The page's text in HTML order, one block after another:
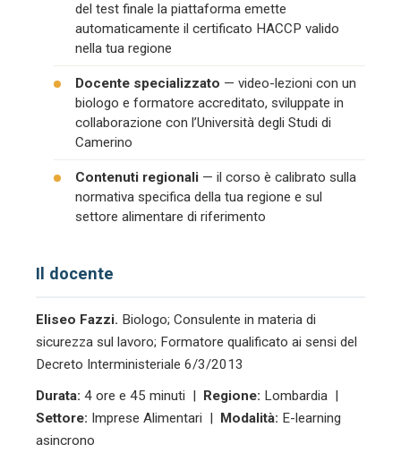
del test finale la piattaforma emette
automaticamente il certificato HACCP valido
nella tua regione
Docente specializzato — video-lezioni con un
biologo e formatore accreditato, sviluppate in
collaborazione con l’Università degli Studi di
Camerino
Contenuti regionali — il corso è calibrato sulla
normativa specifica della tua regione e sul
settore alimentare di riferimento
Il docente
Eliseo Fazzi. Biologo; Consulente in materia di
sicurezza sul lavoro; Formatore qualificato ai sensi del
Decreto Interministeriale 6/3/2013
Durata: 4 ore e 45 minuti | Regione: Lombardia |
Settore: Imprese Alimentari | Modalità: E-learning
asincrono